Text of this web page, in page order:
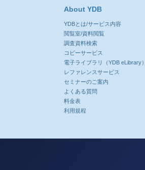
About YDB
YDBとは/サービス内容
閲覧室/資料閲覧
調査資料検索
コピーサービス
電子ライブラリ（YDB eLibrary）
レファレンスサービス
セミナーのご案内
よくある質問
料金表
利用規程